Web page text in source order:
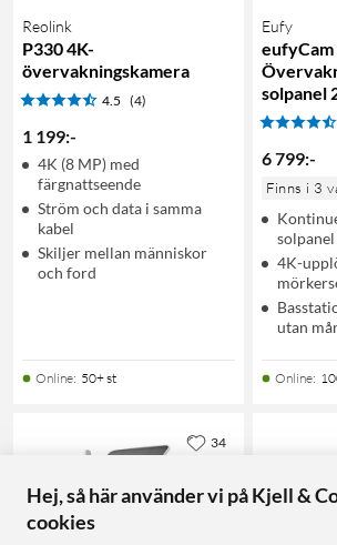
Reolink
P330 4K-
övervakningskamera
4.5 (4)
1 199:-
4K (8 MP) med
färgnattseende
Ström och data i samma
kabel
Skiljer mellan människor
och ford
Online: 50+ st
Eufy
eufyCam
solpanel
6 799:-
Finns i 3
solpanel
4K-
utan
Online:
34
Hej, så här använder vi på Kjell &
cookies